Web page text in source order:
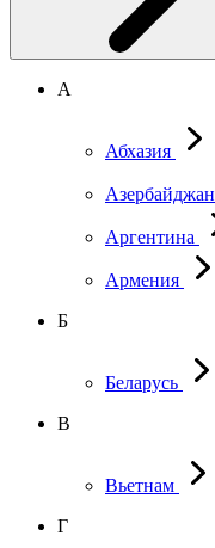
А
Абхазия
Азербайджан
Аргентина
Армения
Б
Беларусь
В
Вьетнам
Г